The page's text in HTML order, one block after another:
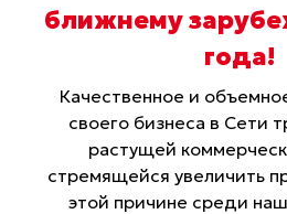
ближнему
года!
Качественное и
своего бизнеса в Сети
растущей
стремящейся увеличить
этой причине среди